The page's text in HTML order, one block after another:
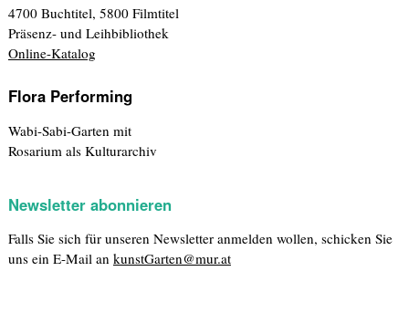
4700 Buchtitel, 5800 Filmtitel
Präsenz- und Leihbibliothek
Online-Katalog
Flora Performing
Wabi-Sabi-Garten mit
Rosarium als Kulturarchiv
Newsletter abonnieren
Falls Sie sich für unseren Newsletter anmelden wollen, schicken Sie
uns ein E-Mail an kunstGarten@mur.at